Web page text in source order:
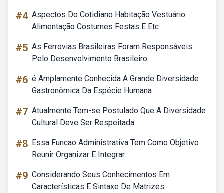
#4 Aspectos Do Cotidiano Habitação Vestuário
Alimentação Costumes Festas E Etc
#5 As Ferrovias Brasileiras Foram Responsáveis
Pelo Desenvolvimento Brasileiro
#6 é Amplamente Conhecida A Grande Diversidade
Gastronômica Da Espécie Humana
#7 Atualmente Tem-se Postulado Que A Diversidade
Cultural Deve Ser Respeitada
#8 Essa Funcao Administrativa Tem Como Objetivo
Reunir Organizar E Integrar
#9 Considerando Seus Conhecimentos Em
Características E Sintaxe De Matrizes